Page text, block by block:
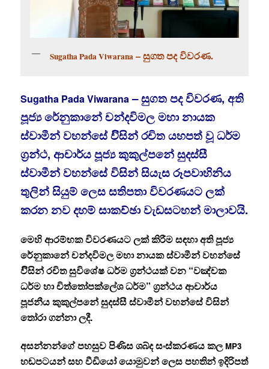
Sugatha Pada Viwarana – සුගත පද විවරණ.
Sugatha Pada Viwarana– සුගත පද විවරණ, අති
පූජ්‍ය රේනුකානේ චන්දවිමල මහා නායක
ස්වාමීන් වහන්සේ විිසින් රචිත යහපත් වූ ධර්ම
ග්‍රන්ථ, ආචාර්ය පූජ්‍ය කුකුල්පනේ සුදස්සී
ස්වාමීන් වහන්සේ විසින් සියැස රූපවාහිනිය
තුලින් සියුම් ලෙස සතිපතා විවරණයට ලක්
කරන නව දහම් සාකච්ඡා වැඩසටහන් මාලාවයි.
මෙහි ආරම්භක විවරණයට ලක් කිරීම සඳහා අති පූජ්‍ය
රේනුකානේ චන්දවිමල මහා නායක ස්වාමීන් වහන්සේ
විිසින් රචිත සුවිශේෂ ධර්ම ග්‍රන්ථයක් වන “වඤ්චක
ධර්ම හා චිත්තෝපක්ලේශ ධර්ම” ග්‍රන්ථය ආචාර්ය
පූජනීය කුකුල්පනේ සුදස්සී ස්වාමීන් වහන්සේ විසින්
තෝරා ගන්නා ලදී.
අසන්නන්ගේ පහසුව පිණිස ශබ්ද සංස්කරණය කලMP3
හඬපටයන් සහ වීඩියෝ යොමුවන් ලෙස පහතින් ඉදිරිපත්